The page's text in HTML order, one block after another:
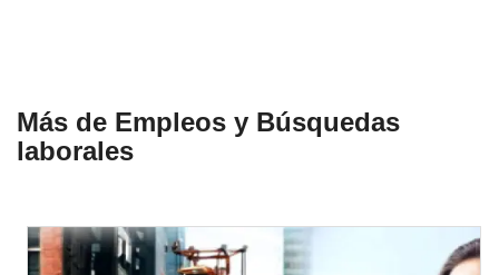
Más de Empleos y Búsquedas
laborales